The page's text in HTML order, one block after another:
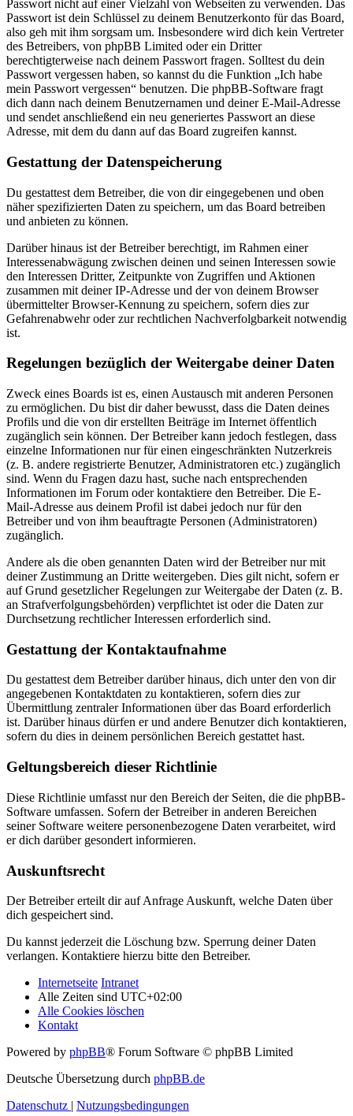
Passwort nicht auf einer Vielzahl von Webseiten zu verwenden. Das
Passwort ist dein Schlüssel zu deinem Benutzerkonto für das Board,
also geh mit ihm sorgsam um. Insbesondere wird dich kein Vertreter
des Betreibers, von phpBB Limited oder ein Dritter
berechtigterweise nach deinem Passwort fragen. Solltest du dein
Passwort vergessen haben, so kannst du die Funktion „Ich habe
mein Passwort vergessen“ benutzen. Die phpBB-Software fragt
dich dann nach deinem Benutzernamen und deiner E-Mail-Adresse
und sendet anschließend ein neu generiertes Passwort an diese
Adresse, mit dem du dann auf das Board zugreifen kannst.
Gestattung der Datenspeicherung
Du gestattest dem Betreiber, die von dir eingegebenen und oben
näher spezifizierten Daten zu speichern, um das Board betreiben
und anbieten zu können.
Darüber hinaus ist der Betreiber berechtigt, im Rahmen einer
Interessenabwägung zwischen deinen und seinen Interessen sowie
den Interessen Dritter, Zeitpunkte von Zugriffen und Aktionen
zusammen mit deiner IP-Adresse und der von deinem Browser
übermittelter Browser-Kennung zu speichern, sofern dies zur
Gefahrenabwehr oder zur rechtlichen Nachverfolgbarkeit notwendig
ist.
Regelungen bezüglich der Weitergabe deiner Daten
Zweck eines Boards ist es, einen Austausch mit anderen Personen
zu ermöglichen. Du bist dir daher bewusst, dass die Daten deines
Profils und die von dir erstellten Beiträge im Internet öffentlich
zugänglich sein können. Der Betreiber kann jedoch festlegen, dass
einzelne Informationen nur für einen eingeschränkten Nutzerkreis
(z. B. andere registrierte Benutzer, Administratoren etc.) zugänglich
sind. Wenn du Fragen dazu hast, suche nach entsprechenden
Informationen im Forum oder kontaktiere den Betreiber. Die E-
Mail-Adresse aus deinem Profil ist dabei jedoch nur für den
Betreiber und von ihm beauftragte Personen (Administratoren)
zugänglich.
Andere als die oben genannten Daten wird der Betreiber nur mit
deiner Zustimmung an Dritte weitergeben. Dies gilt nicht, sofern er
auf Grund gesetzlicher Regelungen zur Weitergabe der Daten (z. B.
an Strafverfolgungsbehörden) verpflichtet ist oder die Daten zur
Durchsetzung rechtlicher Interessen erforderlich sind.
Gestattung der Kontaktaufnahme
Du gestattest dem Betreiber darüber hinaus, dich unter den von dir
angegebenen Kontaktdaten zu kontaktieren, sofern dies zur
Übermittlung zentraler Informationen über das Board erforderlich
ist. Darüber hinaus dürfen er und andere Benutzer dich kontaktieren,
sofern du dies in deinem persönlichen Bereich gestattet hast.
Geltungsbereich dieser Richtlinie
Diese Richtlinie umfasst nur den Bereich der Seiten, die die phpBB-
Software umfassen. Sofern der Betreiber in anderen Bereichen
seiner Software weitere personenbezogene Daten verarbeitet, wird
er dich darüber gesondert informieren.
Auskunftsrecht
Der Betreiber erteilt dir auf Anfrage Auskunft, welche Daten über
dich gespeichert sind.
Du kannst jederzeit die Löschung bzw. Sperrung deiner Daten
verlangen. Kontaktiere hierzu bitte den Betreiber.
Internetseite Intranet
Alle Zeiten sind UTC+02:00
Alle Cookies löschen
Kontakt
Powered by phpBB® Forum Software © phpBB Limited
Deutsche Übersetzung durch phpBB.de
Datenschutz | Nutzungsbedingungen